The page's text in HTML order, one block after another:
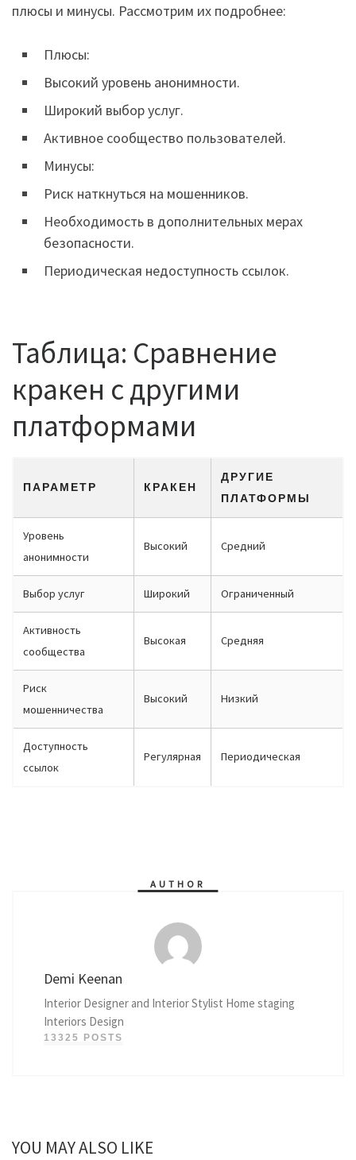
плюсы и минусы. Рассмотрим их подробнее:
Плюсы:
Высокий уровень анонимности.
Широкий выбор услуг.
Активное сообщество пользователей.
Минусы:
Риск наткнуться на мошенников.
Необходимость в дополнительных мерах
безопасности.
Периодическая недоступность ссылок.
Таблица: Сравнение
кракен с другими
платформами
ПАРАМЕТР КРАКЕН
ДРУГИЕ
ПЛАТФОРМЫ
Уровень
анонимности
Высокий Средний
Выбор услуг Широкий Ограниченный
Активность
сообщества
Высокая Средняя
Риск
мошенничества
Высокий Низкий
Доступность
ссылок
Регулярная Периодическая
AUTHOR
Demi Keenan
Interior Designer and Interior Stylist Home staging
Interiors Design
13325 POSTS
YOU MAY ALSO LIKE